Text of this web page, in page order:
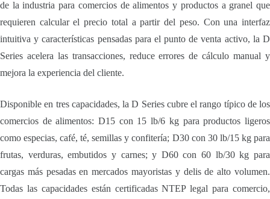
de la industria para comercios de alimentos y productos a granel que
requieren calcular el precio total a partir del peso. Con una interfaz
intuitiva y características pensadas para el punto de venta activo, la D
Series acelera las transacciones, reduce errores de cálculo manual y
mejora la experiencia del cliente.
Disponible en tres capacidades, la D Series cubre el rango típico de los
comercios de alimentos: D15 con 15 lb/6 kg para productos ligeros
como especias, café, té, semillas y confitería; D30 con 30 lb/15 kg para
frutas, verduras, embutidos y carnes; y D60 con 60 lb/30 kg para
cargas más pesadas en mercados mayoristas y delis de alto volumen.
Todas las capacidades están certificadas NTEP legal para comercio,